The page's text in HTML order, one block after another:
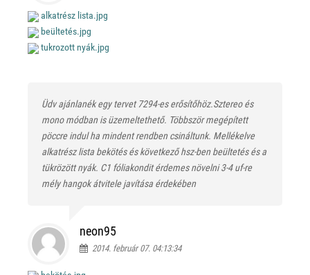
alkatrész lista.jpg
beültetés.jpg
tukrozott nyák.jpg
Üdv ajánlanék egy tervet 7294-es erősítőhöz.Sztereo és
mono módban is üzemeltethető. Többször megépített
pöccre indul ha mindent rendben csináltunk. Mellékelve
alkatrész lista bekötés és következő hsz-ben beültetés és a
tükrözött nyák. C1 fóliakondit érdemes növelni 3-4 uf-re
mély hangok átvitele javítása érdekében
neon95
2014. február 07. 04:13:34